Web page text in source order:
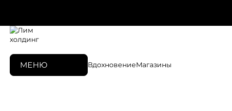
МЕНЮ ВдохновениеМагазины